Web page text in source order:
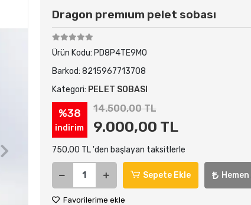
Dragon premıum pelet sobası
Ürün Kodu: PD8P4TE9M0
Barkod: 8215967713708
Kategori: PELET SOBASI
%38
indirim
14.500,00 TL
9.000,00 TL
750,00 TL 'den başlayan taksitlerle
Sepete Ekle Hemen
Favorilerime ekle